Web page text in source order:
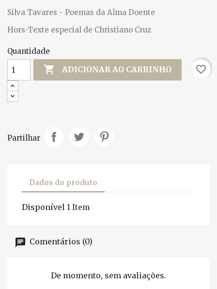
Silva Tavares - Poemas da Alma Doente
Hors-Texte especial de Christiano Cruz
Quantidade
 ADICIONAR AO CARRINHO favorite_border
Partilhar
Dados do produto
Disponível 1 Item
Comentários (0)
De momento, sem avaliações.